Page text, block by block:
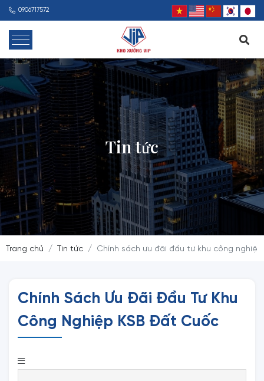
0906717572
Tin tức
Trang chủ Tin tức Chính sách ưu đãi đầu tư khu công
Chính Sách Ưu Đãi Đầu Tư Khu
Công Nghiệp KSB Đất Cuốc